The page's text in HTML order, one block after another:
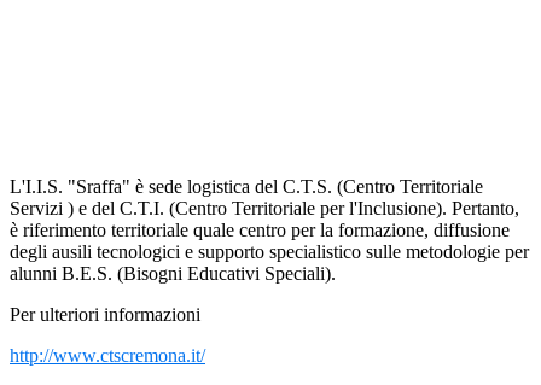
L'I.I.S. "Sraffa" è sede logistica del C.T.S. (Centro Territoriale
Servizi ) e del C.T.I. (Centro Territoriale per l'Inclusione). Pertanto,
è riferimento territoriale quale centro per la formazione, diffusione
degli ausili tecnologici e supporto specialistico sulle metodologie per
alunni B.E.S. (Bisogni Educativi Speciali).
Per ulteriori informazioni
http://www.ctscremona.it/